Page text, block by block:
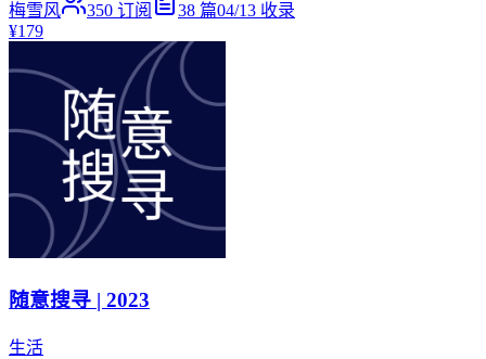
梅雪风 350 订阅 38 篇04/13 收录
¥179
随意搜寻 | 2023
生活